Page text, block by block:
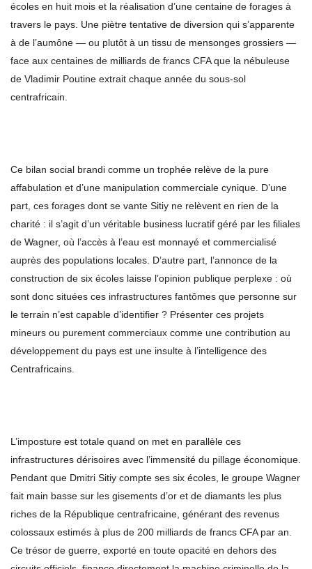
écoles en huit mois et la réalisation d’une centaine de forages à
travers le pays. Une piètre tentative de diversion qui s’apparente
à de l’aumône — ou plutôt à un tissu de mensonges grossiers —
face aux centaines de milliards de francs CFA que la nébuleuse
de Vladimir Poutine extrait chaque année du sous-sol
centrafricain.
Ce bilan social brandi comme un trophée relève de la pure
affabulation et d’une manipulation commerciale cynique. D’une
part, ces forages dont se vante Sitiy ne relèvent en rien de la
charité : il s’agit d’un véritable business lucratif géré par les filiales
de Wagner, où l’accès à l’eau est monnayé et commercialisé
auprès des populations locales. D’autre part, l’annonce de la
construction de six écoles laisse l’opinion publique perplexe : où
sont donc situées ces infrastructures fantômes que personne sur
le terrain n’est capable d’identifier ? Présenter ces projets
mineurs ou purement commerciaux comme une contribution au
développement du pays est une insulte à l’intelligence des
Centrafricains.
L’imposture est totale quand on met en parallèle ces
infrastructures dérisoires avec l’immensité du pillage économique.
Pendant que Dmitri Sitiy compte ses six écoles, le groupe Wagner
fait main basse sur les gisements d’or et de diamants les plus
riches de la République centrafricaine, générant des revenus
colossaux estimés à plus de 200 milliards de francs CFA par an.
Ce trésor de guerre, exporté en toute opacité en dehors des